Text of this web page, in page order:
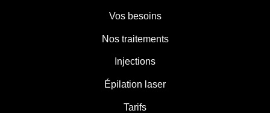
Vos besoins
Nos traitements
Injections
Épilation laser
Tarifs